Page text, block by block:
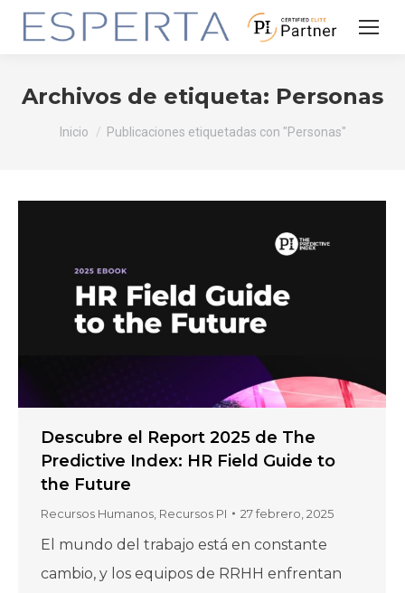
Archivos de etiqueta: Personas
Estás aquí:
Inicio Publicaciones etiquetadas con "Personas"
Descubre el Report 2025 de The
Predictive Index: HR Field Guide to
the Future
Recursos Humanos Recursos PI 27 febrero, 2025
El mundo del trabajo está en constante
cambio, y los equipos de RRHH enfrentan